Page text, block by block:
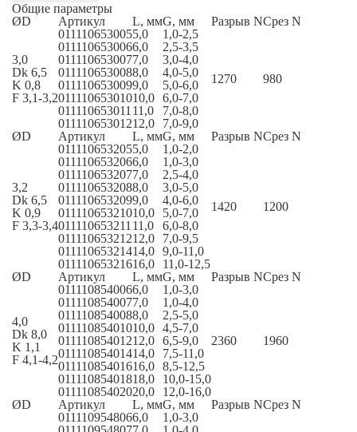
Общие параметры
ØD
Артикул L, ммG, мм Разрыв NСрез N
3,0
Dk 6,5
K 0,8
F 3,1-3,2
0111106530055,0 1,0-2,5
1270 980
0111106530066,0
2,5-3,5
0111106530077,0
3,0-4,0
0111106530088,0
4,0-5,0
0111106530099,0
5,0-6,0
01111065301010,0 6,0-7,0
011110653011 11,0
7,0-8,0
01111065301212,0
7,0-9,0
ØD
Артикул L, ммG, мм Разрыв NСрез N
3,2
Dk 6,5
K 0,9
F 3,3-3,4
0111106532055,0 1,0-2,0
1420 1200
0111106532066,0
1,0-3,0
0111106532077,0
2,5-4,0
0111106532088,0
3,0-5,0
0111106532099,0
4,0-6,0
01111065321010,0
5,0-7,0
011110653211 11,0
6,0-8,0
01111065321212,0
7,0-9,5
01111065321414,0 9,0-11,0
01111065321616,0
11,0-12,5
ØD
Артикул L, ммG, мм Разрыв NСрез N
4,0
Dk 8,0
K 1,1
F 4,1-4,2
0111108540066,0 1,0-3,0
2360 1960
0111108540077,0
1,0-4,0
0111108540088,0
2,5-5,0
01111085401010,0 4,5-7,0
01111085401212,0 6,5-9,0
01111085401414,0
7,5-11,0
01111085401616,0 8,5-12,5
01111085401818,0
10,0-15,0
01111085402020,0
12,0-16,0
ØD
Артикул L, ммG, мм Разрыв NСрез N
0111109548066,0 1,0-3,0